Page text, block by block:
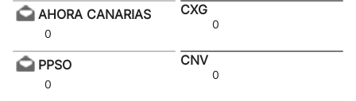
AHORA CANARIAS
0
CXG
0
PPSO
0
CNV
0